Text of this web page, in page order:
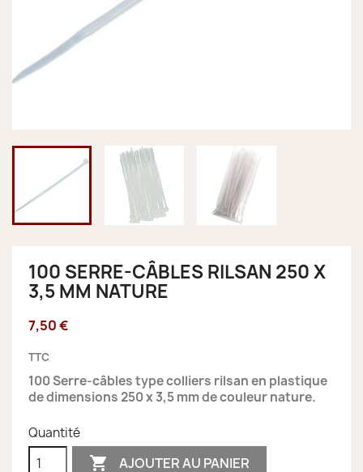
100 SERRE-CÂBLES RILSAN 250 X
3,5 MM NATURE
7,50 €
TTC
100 Serre-câbles type colliers rilsan en plastique
de dimensions 250 x 3,5 mm de couleur nature.
Quantité
 AJOUTER AU PANIER